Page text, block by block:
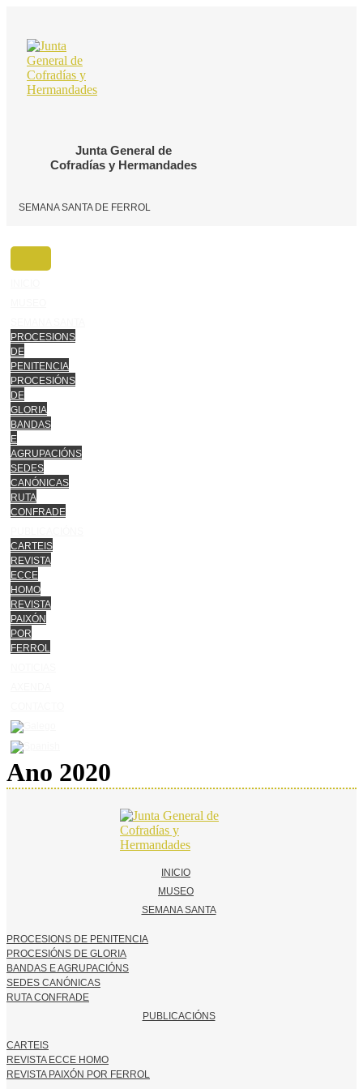
contido
Junta General de
Cofradías y Hermandades
SEMANA SANTA DE FERROL
PROCESIONS
DE
PENITENCIA
PROCESIÓNS
DE
GLORIA
BANDAS
E
AGRUPACIÓNS
SEDES
CANÓNICAS
RUTA
CONFRADE
CARTEIS
REVISTA
ECCE
HOMO
REVISTA
PAIXÓN
POR
FERROL
Ano 2020
INICIO
MUSEO
SEMANA SANTA
PROCESIONS DE PENITENCIA
PROCESIÓNS DE GLORIA
BANDAS E AGRUPACIÓNS
SEDES CANÓNICAS
RUTA CONFRADE
PUBLICACIÓNS
CARTEIS
REVISTA ECCE HOMO
REVISTA PAIXÓN POR FERROL